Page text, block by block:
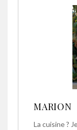
MARION
La cuisine ?